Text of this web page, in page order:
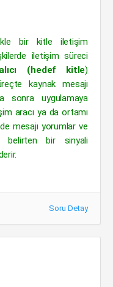
bir kitle iletişim
iletişim süreci
(hedef kitle)
kaynak mesajı
sonra uygulamaya
aracı ya da ortamı
mesajı yorumlar ve
belirten bir sinyali
Soru Detay